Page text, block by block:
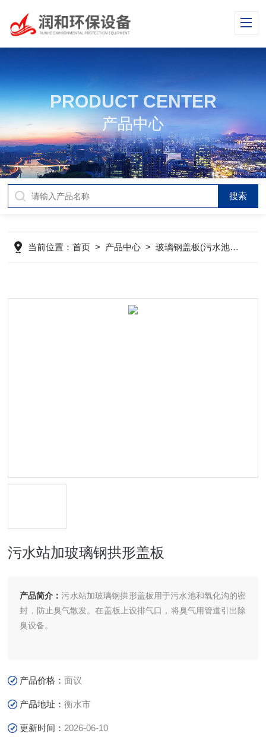
PRODUCT CENTER
产品中心
当前位置：首页 > 产品中心 >玻璃钢盖板(污水池加盖)
污水站加玻璃钢拱形盖板
产品简介：污水站加玻璃钢拱形盖板用于污水池和氧化沟的密
封，防止臭气散发。在盖板上设排气口，将臭气用管道引出除
臭设备。
产品价格：面议
产品地址：衡水市
更新时间： 2026-06-10